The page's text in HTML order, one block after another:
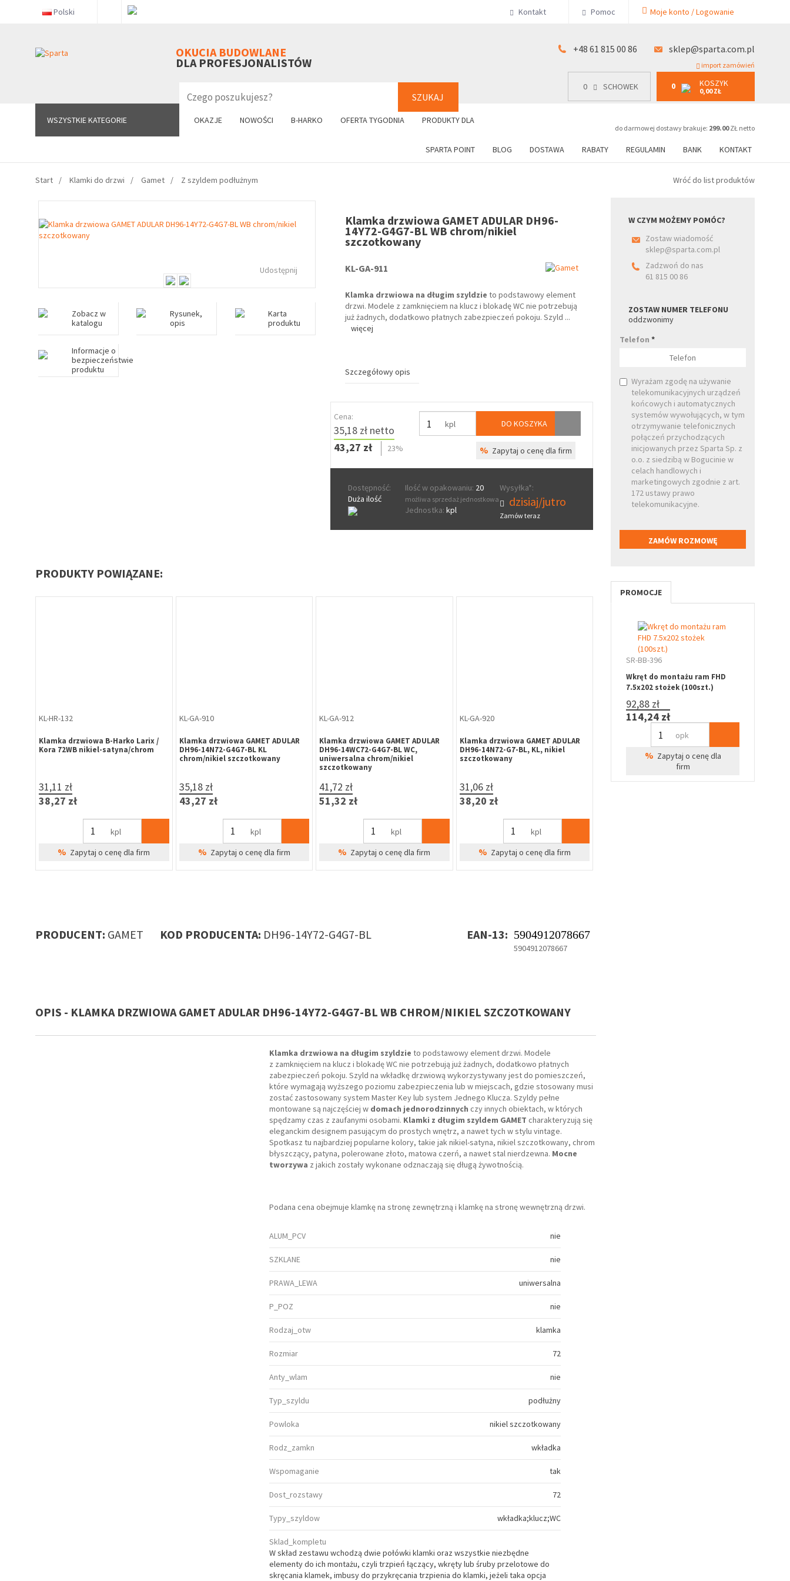
Polski Kontakt Pomoc Moje konto / Logowanie
OKUCIA BUDOWLANE
DLA PROFESJONALISTÓW
SZUKAJ
+48 61 815 00 86 sklep@sparta.com.pl
import zamówień
0 SCHOWEK 0 KOSZYK
0,00 ZŁ
do darmowej dostawy brakuje: 299.00ZŁ netto
WSZYSTKIE KATEGORIE OKAZJE NOWOŚCI B-HARKO OFERTA TYGODNIA PRODUKTY DLA
SPARTA POINT BLOG DOSTAWA RABATY REGULAMIN BANK KONTAKT
WSZYSTKIE KATEGORIE 0 SCHOWEK 0 KOSZYK
0,00 ZŁ
+48 61 815 00 86
Start Klamki do drzwi Gamet Z szyldem podłużnym Wróć do list produktów
Udostępnij
Zobacz w
katalogu
Rysunek,
opis
Karta
produktu
Informacje o
bezpieczeństwie
produktu
Klamka drzwiowa GAMET ADULAR DH96-
14Y72-G4G7-BL WB chrom/nikiel
szczotkowany
KL-GA-911
Klamka drzwiowa na długim szyldzie to podstawowy element
drzwi. Modele z zamknięciem na klucz i blokadę WC nie potrzebują
już żadnych, dodatkowo płatnych zabezpieczeń pokoju. Szyld ...
więcej
Szczegółowy opis
Cena:
35,18 zł netto
43,27 zł
23%
kpl DO KOSZYKA
% Zapytaj o cenę dla firm
Dostępność:
Duża ilość
Ilość w opakowaniu: 20
możliwa sprzedaż jednostkowa
Jednostka: kpl
Wysyłka*:
dzisiaj/jutro
Zamów teraz
PRODUKTY POWIĄZANE:
KL-HR-132
Klamka drzwiowa B-Harko Larix /
Kora 72WB nikiel-satyna/chrom
31,11 zł
38,27 zł
kpl
% Zapytaj o cenę dla firm
KL-GA-910
Klamka drzwiowa GAMET ADULAR
DH96-14N72-G4G7-BL KL
chrom/nikiel szczotkowany
35,18 zł
43,27 zł
kpl
% Zapytaj o cenę dla firm
KL-GA-912
Klamka drzwiowa GAMET ADULAR
DH96-14WC72-G4G7-BL WC,
uniwersalna chrom/nikiel
szczotkowany
41,72 zł
51,32 zł
kpl
% Zapytaj o cenę dla firm
KL-GA-920
Klamka drzwiowa GAMET ADULAR
DH96-14N72-G7-BL, KL, nikiel
szczotkowany
31,06 zł
38,20 zł
kpl
% Zapytaj o cenę dla firm
PRODUCENT: GAMET KOD PRODUCENTA: DH96-14Y72-G4G7-BL EAN-13: 5904912078667
5904912078667
OPIS - KLAMKA DRZWIOWA GAMET ADULAR DH96-14Y72-G4G7-BL WB CHROM/NIKIEL SZCZOTKOWANY
Klamka drzwiowa na długim szyldzie to podstawowy element drzwi. Modele
z zamknięciem na klucz i blokadę WC nie potrzebują już żadnych, dodatkowo płatnych
zabezpieczeń pokoju. Szyld na wkładkę drzwiową wykorzystywany jest do pomieszczeń,
które wymagają wyższego poziomu zabezpieczenia lub w miejscach, gdzie stosowany musi
zostać zastosowany system Master Key lub system Jednego Klucza. Szyldy pełne
montowane są najczęściej w domach jednorodzinnych czy innych obiektach, w których
spędzamy czas z zaufanymi osobami. Klamki z długim szyldem GAMET charakteryzują się
eleganckim designem pasującym do prostych wnętrz, a nawet tych w stylu vintage.
Spotkasz tu najbardziej popularne kolory, takie jak nikiel-satyna, nikiel szczotkowany, chrom
błyszczący, patyna, polerowane złoto, matowa czerń, a nawet stal nierdzewna. Mocne
tworzywa z jakich zostały wykonane odznaczają się długą żywotnością.
Podana cena obejmuje klamkę na stronę zewnętrzną i klamkę na stronę wewnętrzną drzwi.
ALUM_PCV nie
SZKLANE nie
PRAWA_LEWA uniwersalna
P_POZ nie
Rodzaj_otw klamka
Rozmiar 72
Anty_wlam nie
Typ_szyldu podłużny
Powloka nikiel szczotkowany
Rodz_zamkn wkładka
Wspomaganie tak
Dost_rozstawy 72
Typy_szyldow wkładka;klucz;WC
Sklad_kompletu
W skład zestawu wchodzą dwie połówki klamki oraz wszystkie niezbędne
elementy do ich montażu, czyli trzpień łączący, wkręty lub śruby przelotowe do
skręcania klamek, imbusy do przykręcania trzpienia do klamki, jeżeli taka opcja
W CZYM MOŻEMY POMÓC?
Zostaw wiadomość
sklep@sparta.com.pl
Zadzwoń do nas
61 815 00 86
ZOSTAW NUMER TELEFONU
oddzwonimy
Telefon*
Wyrażam zgodę na używanie
telekomunikacyjnych urządzeń
końcowych i automatycznych
systemów wywołujących, w tym
otrzymywanie telefonicznych
połączeń przychodzących
inicjowanych przez Sparta Sp. z
o.o. z siedzibą w Bogucinie w
celach handlowych i
marketingowych zgodnie z art.
172 ustawy prawo
telekomunikacyjne.
PROMOCJE
SR-BB-396
Wkręt do montażu ram FHD
7.5x202 stożek (100szt.)
92,88 zł
114,24 zł
opk
% Zapytaj o cenę dla
firm